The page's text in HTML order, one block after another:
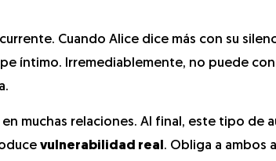
Cuando Alice dice más con su
íntimo. Irremediablemente, no puede
muchas relaciones. Al final, este tipo de
vulnerabilidad real . Obliga a ambos